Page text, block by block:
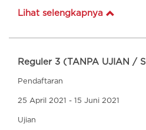
Lihat selengkapnya
Reguler 3 (TANPA UJIAN /
Pendaftaran
25 April 2021 - 15 Juni 2021
Ujian